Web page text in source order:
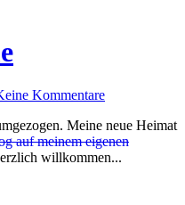
Kommentare
Meine neue Heimat
auf meinem eigenen
willkommen...